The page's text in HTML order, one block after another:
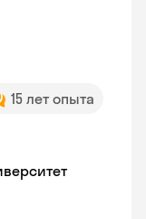
15 лет опыта